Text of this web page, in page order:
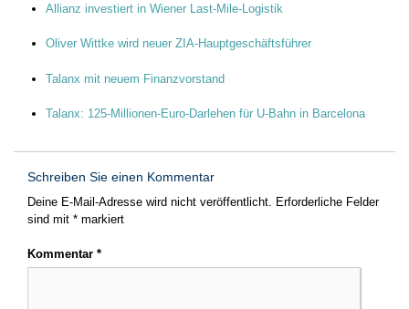
Allianz investiert in Wiener Last-Mile-Logistik
Oliver Wittke wird neuer ZIA-Hauptgeschäftsführer
Talanx mit neuem Finanzvorstand
Talanx: 125-Millionen-Euro-Darlehen für U-Bahn in Barcelona
Schreiben Sie einen Kommentar
Deine E-Mail-Adresse wird nicht veröffentlicht. Erforderliche Felder
sind mit * markiert
Kommentar *